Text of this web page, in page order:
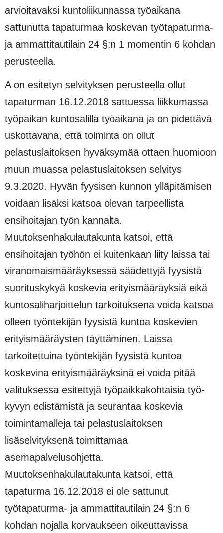
arvioitavaksi kuntoliikunnassa työaikana
sattunutta tapaturmaa koskevan työtapaturma-
ja ammattitautilain 24 §:n 1 momentin 6 kohdan
perusteella.
A on esitetyn selvityksen perusteella ollut
tapaturman 16.12.2018 sattuessa liikkumassa
työpaikan kun­tosalilla työaikana ja on pidettävä
uskottavana, että toiminta on ollut
pelastuslaitoksen hyväksymää ot­taen huomioon
muun muassa pelastuslaitoksen selvitys
9.3.2020. Hyvän fyysisen kunnon ylläpitämisen
voidaan lisäksi katsoa olevan tarpeellista
ensihoitajan työn kannalta.
Muutoksenhakulautakunta katsoi, että
ensihoitajan työhön ei kuitenkaan liity laissa tai
viranomaismääräyksessä säädettyjä fyysistä
suori­tuskykyä koskevia erityismääräyksiä eikä
kuntosaliharjoittelun tarkoituksena voida katsoa
olleen työn­tekijän fyysistä kuntoa koskevien
erityismääräysten täyttäminen. Laissa
tarkoitettuina työntekijän fyy­sistä kuntoa
koskevina erityismääräyksinä ei voida pitää
valituksessa esitettyjä työpaikkakohtaisia työ­
kyvyn edistämistä ja seurantaa koskevia
toimintamalleja tai pelastuslaitoksen
lisäselvityksenä toimitta­maa
asemapalvelusohjetta.
Muutoksenhakulautakunta katsoi, että
tapaturma 16.12.2018 ei ole sattu­nut
työtapaturma- ja ammattitautilain 24 §:n 6
kohdan nojalla korvaukseen oikeuttavissa